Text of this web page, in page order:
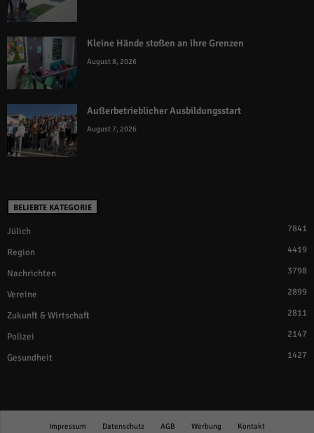
Kleine Hände stoßen an ihre Grenzen
August 8, 2026
Außerbetrieblicher Ausbildungsstart
August 7, 2026
BELIEBTE KATEGORIE
Jülich 7841
Region 4419
Nachrichten 3798
Vereine 2899
Zukunft & Wirtschaft 2811
Polizei 2147
Gesundheit 1427
Impressum Datenschutz AGB Werbung Kontakt